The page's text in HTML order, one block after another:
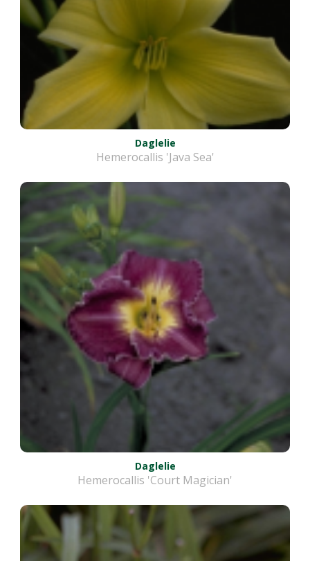
Daglelie
Hemerocallis 'Java Sea'
Daglelie
Hemerocallis 'Court Magician'